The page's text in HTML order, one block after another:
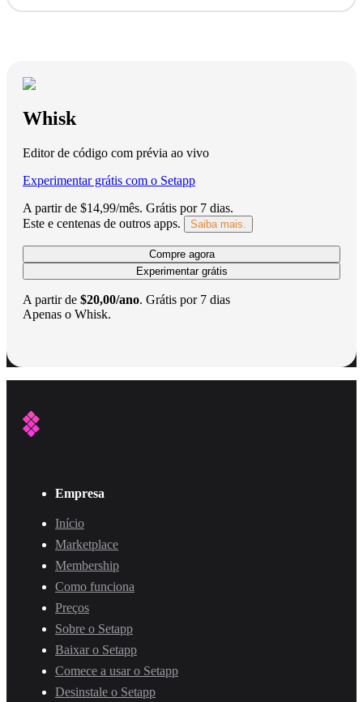
Whisk
Editor de código com prévia ao vivo
Experimentar grátis com o Setapp
A partir de $14,99/mês. Grátis por 7 dias.
Este e centenas de outros apps.
Saiba mais.
Compre agora
Experimentar grátis
A partir de $20,00/ano. Grátis por 7 dias
Apenas o Whisk.
Empresa
Início
Marketplace
Membership
Como funciona
Preços
Sobre o Setapp
Baixar o Setapp
Comece a usar o Setapp
Desinstale o Setapp